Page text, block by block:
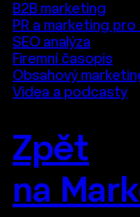
B2B marketing
PR a marketing
SEO analýza
Firemní časopis
Obsahový
Videa a podcasty
Zpět
na